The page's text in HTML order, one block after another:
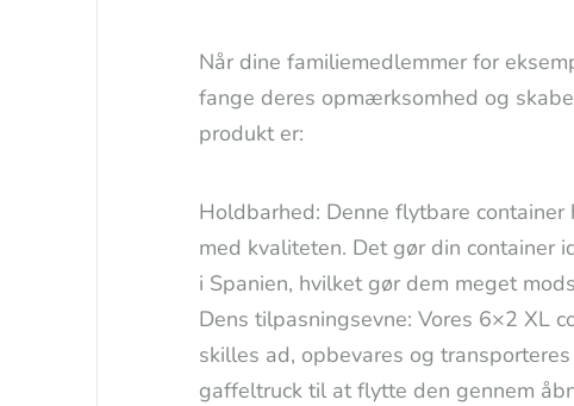
Når dine familiemedlemmer for
fange deres opmærksomhed og
produkt er:
Holdbarhed: Denne flytbare
med kvaliteten. Det gør din container
i Spanien, hvilket gør dem meget
Dens tilpasningsevne: Vores 6×2 XL
skilles ad, opbevares og
gaffeltruck til at flytte den gennem